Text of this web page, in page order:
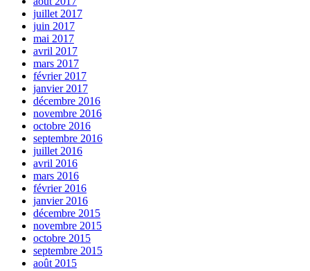
juillet 2017
juin 2017
mai 2017
avril 2017
mars 2017
février 2017
janvier 2017
décembre 2016
novembre 2016
octobre 2016
septembre 2016
juillet 2016
avril 2016
mars 2016
février 2016
janvier 2016
décembre 2015
novembre 2015
octobre 2015
septembre 2015
août 2015